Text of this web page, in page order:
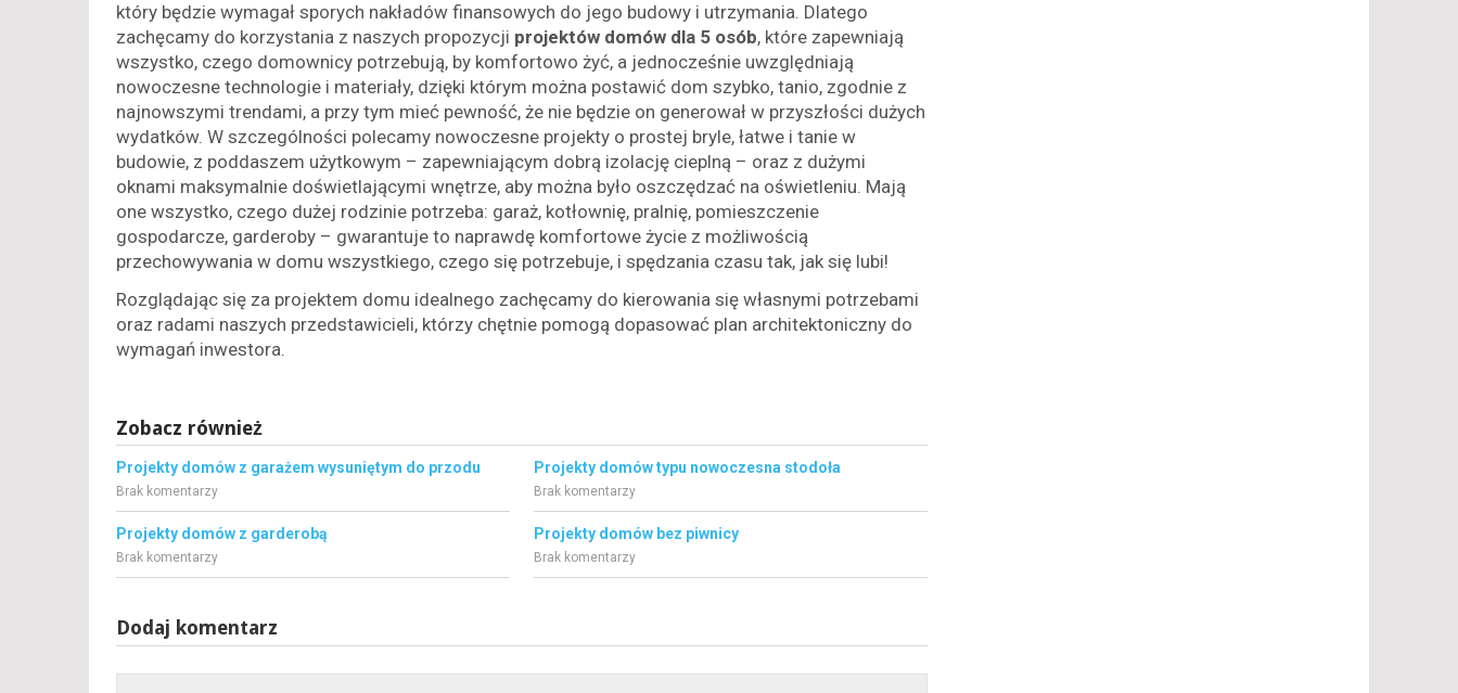
który będzie wymagał sporych nakładów finansowych do jego budowy i utrzymania. Dlatego
zachęcamy do korzystania z naszych propozycji projektów domów dla 5 osób, które zapewniają
wszystko, czego domownicy potrzebują, by komfortowo żyć, a jednocześnie uwzględniają
nowoczesne technologie i materiały, dzięki którym można postawić dom szybko, tanio, zgodnie z
najnowszymi trendami, a przy tym mieć pewność, że nie będzie on generował w przyszłości dużych
wydatków. W szczególności polecamy nowoczesne projekty o prostej bryle, łatwe i tanie w
budowie, z poddaszem użytkowym – zapewniającym dobrą izolację cieplną – oraz z dużymi
oknami maksymalnie doświetlającymi wnętrze, aby można było oszczędzać na oświetleniu. Mają
one wszystko, czego dużej rodzinie potrzeba: garaż, kotłownię, pralnię, pomieszczenie
gospodarcze, garderoby – gwarantuje to naprawdę komfortowe życie z możliwością
przechowywania w domu wszystkiego, czego się potrzebuje, i spędzania czasu tak, jak się lubi!
Rozglądając się za projektem domu idealnego zachęcamy do kierowania się własnymi potrzebami
oraz radami naszych przedstawicieli, którzy chętnie pomogą dopasować plan architektoniczny do
wymagań inwestora.
Zobacz również
Projekty domów z garażem wysuniętym do przodu
Brak komentarzy
Projekty domów typu nowoczesna stodoła
Brak komentarzy
Projekty domów z garderobą
Brak komentarzy
Projekty domów bez piwnicy
Brak komentarzy
Dodaj komentarz